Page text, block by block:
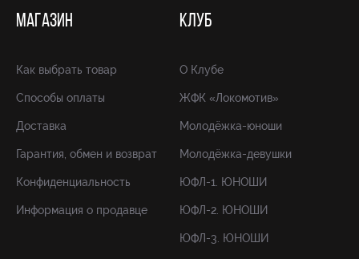
МАГАЗИН
Как выбрать товар
Способы оплаты
Доставка
Гарантия, обмен и возврат
Конфиденциальность
Информация о продавце
КЛУБ
О Клубе
ЖФК «Локомотив»
Молодёжка-юноши
Молодёжка-девушки
ЮФЛ-1. ЮНОШИ
ЮФЛ-2. ЮНОШИ
ЮФЛ-3. ЮНОШИ